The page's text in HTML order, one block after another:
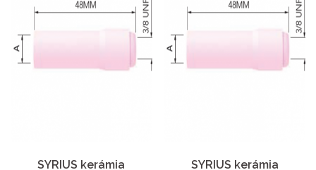
SYRIUS kerámia
SYRIUS kerámia